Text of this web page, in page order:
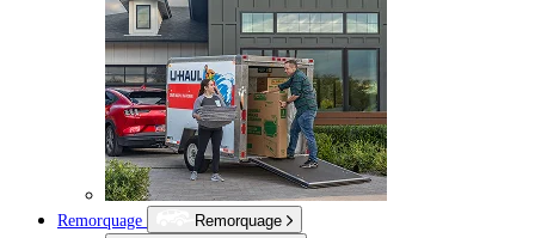
Remorquage
Remorquage